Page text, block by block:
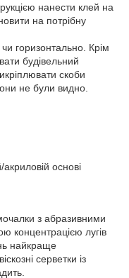
нанести клей на
на потрібну
горизонтально. Крім
будівельний
скоби
не були видно.
акриловій основі
з абразивними
концентрацією лугів
найкраще
серветки із